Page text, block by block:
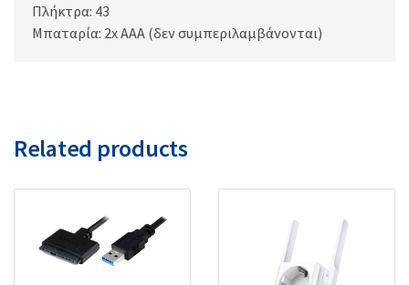
Πλήκτρα: 43
Μπαταρία: 2x AAA (δεν συμπεριλαμβάνονται)
Related products